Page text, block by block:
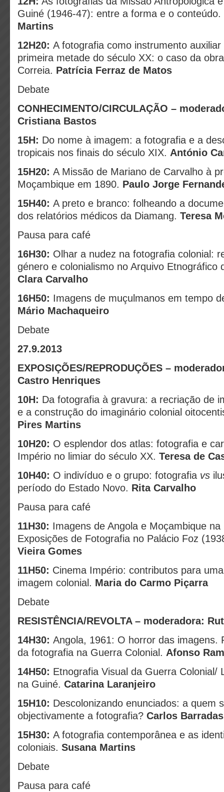
Guiné (1946-47): entre a forma e o conteúdo.
Martins
12H20: A fotografia como instrumento
primeira metade do século XX: o caso da
Correia. Patrícia Ferraz de Matos
Debate
CONHECIMENTO/CIRCULAÇÃO –
Cristiana Bastos
15H: Do nome à imagem: a fotografia e a
tropicais nos finais do século XIX. António
15H20: A Missão de Mariano de Carvalho à
Moçambique em 1890. Paulo Jorge
15H40: A preto e branco: folheando a
dos relatórios médicos da Diamang. Teresa
Pausa para café
16H30: Olhar a nudez na fotografia colonial:
género e colonialismo no Arquivo Etnográfico
Clara Carvalho
16H50: Imagens de muçulmanos em tempo
Mário Machaqueiro
Debate
27.9.2013
EXPOSIÇÕES/REPRODUÇÕES –
Castro Henriques
10H: Da fotografia à gravura: a recriação de
e a construção do imaginário colonial
Pires Martins
10H20: O esplendor dos atlas: fotografia e
Império no limiar do século XX. Teresa de
10H40: O indivíduo e o grupo: fotografia vs
período do Estado Novo. Rita Carvalho
Pausa para café
11H30: Imagens de Angola e Moçambique
Exposições de Fotografia no Palácio Foz
Vieira Gomes
11H50: Cinema Império: contributos para
imagem colonial. Maria do Carmo Piçarra
Debate
RESISTÊNCIA/REVOLTA – moderadora:
14H30: Angola, 1961: O horror das imagens.
da fotografia na Guerra Colonial. Afonso
14H50: Etnografia Visual da Guerra Colonial/
na Guiné. Catarina Laranjeiro
15H10: Descolonizando enunciados: a quem
objectivamente a fotografia? Carlos Barradas
15H30: A fotografia contemporânea e as
coloniais. Susana Martins
Debate
Pausa para café